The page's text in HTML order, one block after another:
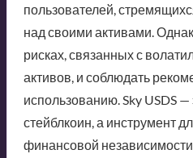
пользователей,
над своими активами.
рисках, связанных с
активов, и соблюдать
использованию. Sky USDS —
стейблкоин, а инструмент
финансовой